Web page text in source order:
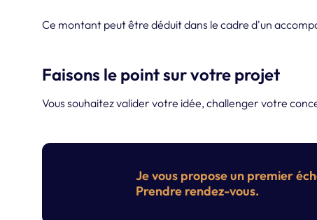
Ce montant peut être déduit dans le cadre d'un
Faisons le point sur votre projet
Vous souhaitez valider votre idée, challenger votre
Je vous propose un premier
Prendre rendez-vous.